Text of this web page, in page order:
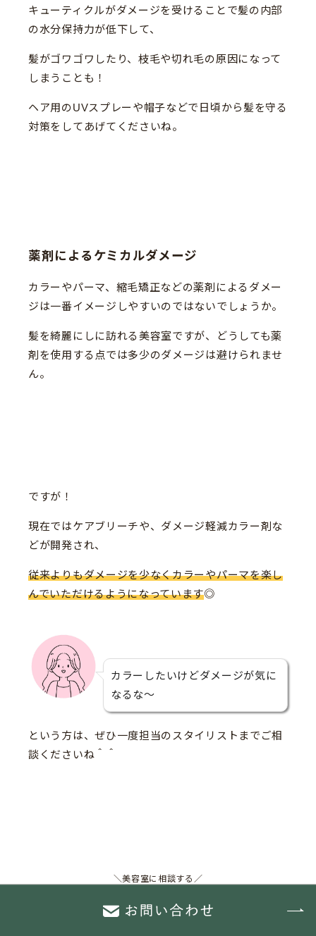
キューティクルがダメージを受けることで髪の内部
の水分保持力が低下して、
髪がゴワゴワしたり、枝毛や切れ毛の原因になって
しまうことも！
ヘア用のUVスプレーや帽子などで日頃から髪を守る
対策をしてあげてくださいね。
薬剤によるケミカルダメージ
カラーやパーマ、縮毛矯正などの薬剤によるダメー
ジは一番イメージしやすいのではないでしょうか。
髪を綺麗にしに訪れる美容室ですが、どうしても薬
剤を使用する点では多少のダメージは避けられませ
ん。
ですが！
現在ではケアブリーチや、ダメージ軽減カラー剤な
どが開発され、
従来よりもダメージを少なくカラーやパーマを楽し
んでいただけるようになっています◎
カラーしたいけどダメージが気に
なるな〜
という方は、ぜひ一度担当のスタイリストまでご相
談くださいね＾＾
＼美容室に相談する／